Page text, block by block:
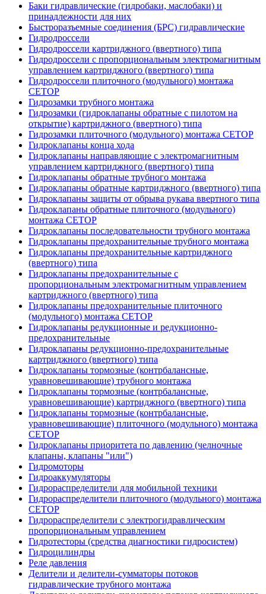
Баки гидравлические (гидробаки, маслобаки) и
принадлежности для них
Быстроразъемные соединения (БРС) гидравлические
Гидродроссели
Гидродроссели картриджного (ввертного) типа
Гидродроссели с пропорциональным электромагнитным
управлением картриджного (ввертного) типа
Гидродроссели плиточного (модульного) монтажа
CETOP
Гидрозамки трубного монтажа
Гидрозамки (гидроклапаны обратные с пилотом на
открытие) картриджного (ввертного) типа
Гидрозамки плиточного (модульного) монтажа CETOP
Гидроклапаны конца хода
Гидроклапаны направляющие с электромагнитным
управлением картриджного (ввертного) типа
Гидроклапаны обратные трубного монтажа
Гидроклапаны обратные картриджного (ввертного) типа
Гидроклапаны защиты от обрыва рукава ввертного типа
Гидроклапаны обратные плиточного (модульного)
монтажа CETOP
Гидроклапаны последовательности трубного монтажа
Гидроклапаны предохранительные трубного монтажа
Гидроклапаны предохранительные картриджного
(ввертного) типа
Гидроклапаны предохранительные с
пропорциональным электромагнитным управлением
картриджного (ввертного) типа
Гидроклапаны предохранительные плиточного
(модульного) монтажа CETOP
Гидроклапаны редукционные и редукционно-
предохранительные
Гидроклапаны редукционно-предохранительные
картриджного (ввертного) типа
Гидроклапаны тормозные (контрбалансные,
уравновешивающие) трубного монтажа
Гидроклапаны тормозные (контрбалансные,
уравновешивающие) картриджного (ввертного) типа
Гидроклапаны тормозные (контрбалансные,
уравновешивающие) плиточного (модульного) монтажа
CETOP
Гидроклапаны приоритета по давлению (челночные
клапаны, клапаны "или")
Гидромоторы
Гидроаккумуляторы
Гидрораспределители для мобильной техники
Гидрораспределители плиточного (модульного) монтажа
СЕТОР
Гидрораспределители с электрогидравлическим
пропорциональным управлением
Гидротесторы (средства диагностики гидросистем)
Гидроцилиндры
Реле давления
Делители и делители-сумматоры потоков
гидравлические трубного монтажа